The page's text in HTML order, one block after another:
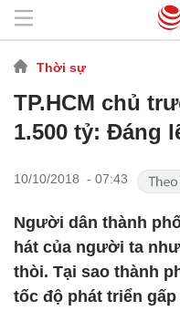
Thời sự
TP.HCM chủ
1.500 tỷ: Đáng
10/10/2018 - 07:43
Người dân thành
hát của người ta
thòi. Tại sao thành
tốc độ phát triển